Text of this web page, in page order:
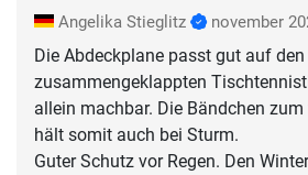
Angelika Stieglitz november
Die Abdeckplane passt gut auf den
zusammengeklappten
allein machbar. Die Bändchen
hält somit auch bei Sturm.
Guter Schutz vor Regen. Den